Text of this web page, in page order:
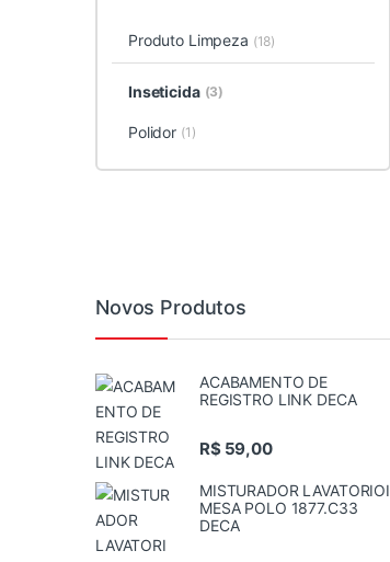
Produto Limpeza (18)
Inseticida (3)
Polidor (1)
Novos Produtos
ACABAMENTO DE
REGISTRO LINK DECA
R$59,00
MISTURADOR LAVATORIOI
MESA POLO 1877.C33
DECA